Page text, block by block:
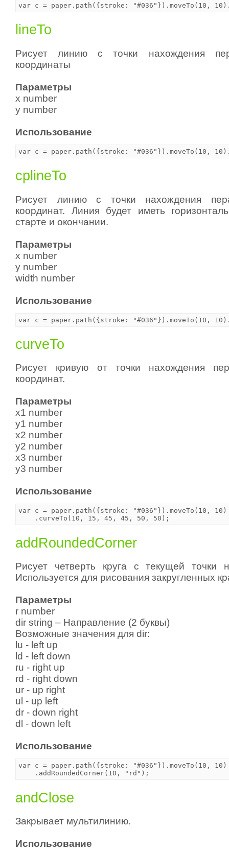
lineTo
Рисует линию с точки нахождения
координаты
Параметры
x number
y number
Использование
cplineTo
Рисует линию с точки нахождения
координат. Линия будет иметь
старте и окончании.
Параметры
x number
y number
width number
Использование
curveTo
Рисует кривую от точки нахождения
координат.
Параметры
x1 number
y1 number
x2 number
y2 number
x3 number
y3 number
Использование
var c = paper.path({stroke: "#036"}).moveTo(10, 10)
addRoundedCorner
Рисует четверть круга с текущей точки
Используется для рисования закругленных
Параметры
r number
dir string – Направление (2 буквы)
Возможные значения для dir:
lu - left up
ld - left down
ru - right up
rd - right down
ur - up right
ul - up left
dr - down right
dl - down left
Использование
var c = paper.path({stroke: "#036"}).moveTo(10, 10)
andClose
Закрывает мультилинию.
Использование